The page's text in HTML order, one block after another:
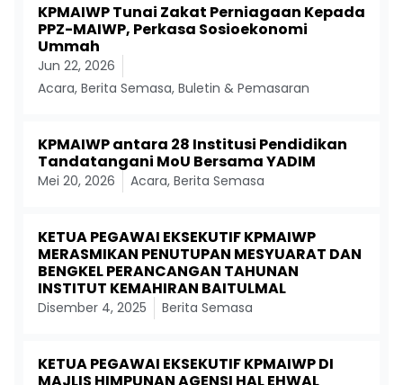
KPMAIWP Tunai Zakat Perniagaan Kepada
PPZ-MAIWP, Perkasa Sosioekonomi
Ummah
Jun 22, 2026
Acara, Berita Semasa, Buletin & Pemasaran
KPMAIWP antara 28 Institusi Pendidikan
Tandatangani MoU Bersama YADIM
Mei 20, 2026 Acara, Berita Semasa
KETUA PEGAWAI EKSEKUTIF KPMAIWP
MERASMIKAN PENUTUPAN MESYUARAT DAN
BENGKEL PERANCANGAN TAHUNAN
INSTITUT KEMAHIRAN BAITULMAL
Disember 4, 2025 Berita Semasa
KETUA PEGAWAI EKSEKUTIF KPMAIWP DI
MAJLIS HIMPUNAN AGENSI HAL EHWAL